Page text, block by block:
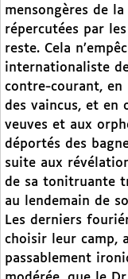
mensongères de
répercutées par
reste. Cela
internationaliste
contre-courant, en
des vaincus, et en
veuves et aux
déportés des
suite aux
de sa tonitruante
au lendemain de
Les derniers
choisir leur camp,
passablement